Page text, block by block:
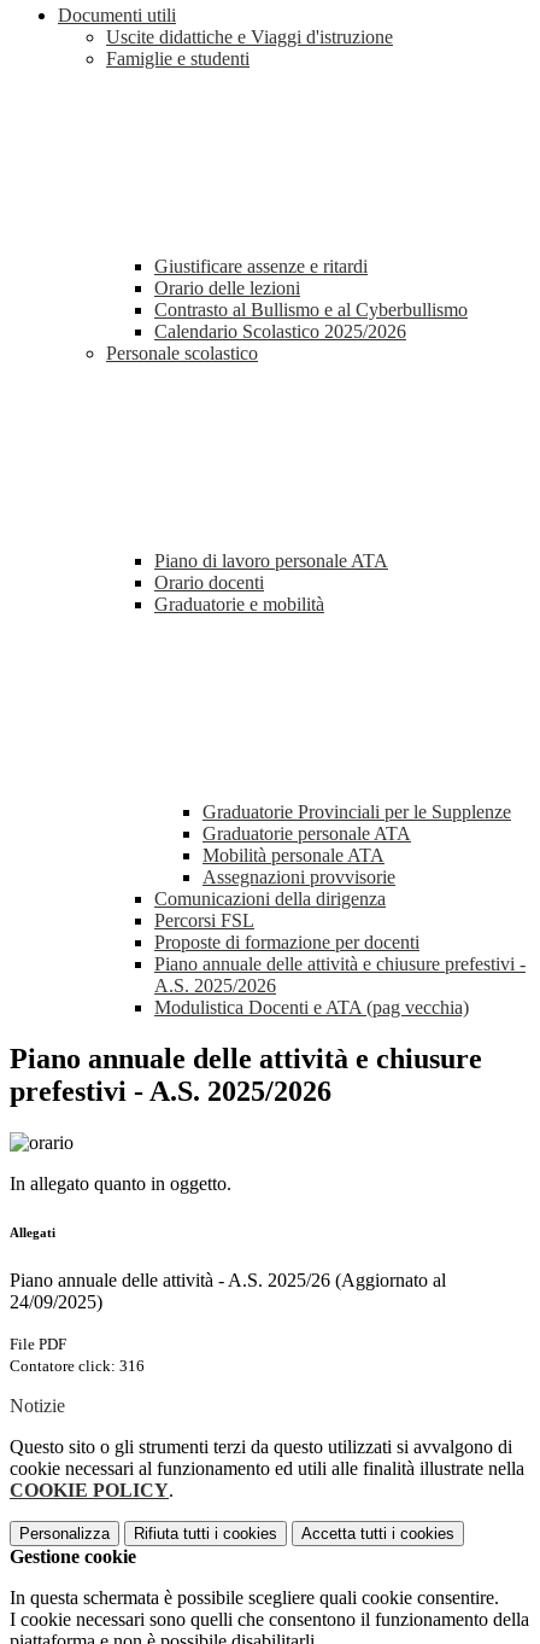
Documenti utili
Uscite didattiche e Viaggi d'istruzione
Famiglie e studenti
Giustificare assenze e ritardi
Orario delle lezioni
Contrasto al Bullismo e al Cyberbullismo
Calendario Scolastico 2025/2026
Personale scolastico
Piano di lavoro personale ATA
Orario docenti
Graduatorie e mobilità
Graduatorie Provinciali per le Supplenze
Graduatorie personale ATA
Mobilità personale ATA
Assegnazioni provvisorie
Comunicazioni della dirigenza
Percorsi FSL
Proposte di formazione per docenti
Piano annuale delle attività e chiusure prefestivi -
A.S. 2025/2026
Modulistica Docenti e ATA (pag vecchia)
Piano annuale delle attività e chiusure
prefestivi - A.S. 2025/2026
In allegato quanto in oggetto.
Allegati
Piano annuale delle attività - A.S. 2025/26 (Aggiornato al
24/09/2025)
File PDF
Contatore click: 316
Notizie
Questo sito o gli strumenti terzi da questo utilizzati si avvalgono di
cookie necessari al funzionamento ed utili alle finalità illustrate nella
COOKIE POLICY.
Personalizza Rifiuta tutti i cookies Accetta tutti i cookies
Gestione cookie
In questa schermata è possibile scegliere quali cookie consentire.
I cookie necessari sono quelli che consentono il funzionamento della